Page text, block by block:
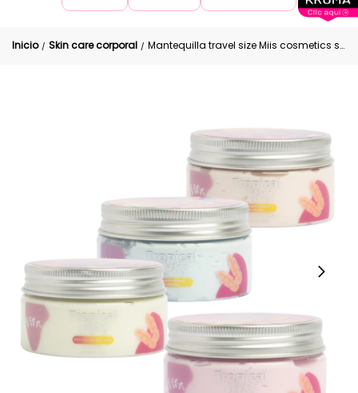
Inicio / Skin care corporal / Mantequilla travel size Miis cosmetics surtida